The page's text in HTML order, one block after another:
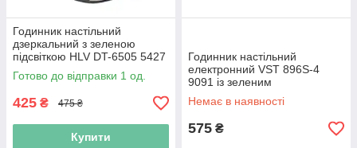
Годинник настільний
дзеркальний з зеленою
підсвіткою HLV DT-6505 5427
Black N (N014959)
Готово до відправки 1 од.
425 ₴ 475 ₴
Купити
Годинник настільний
електронний VST 896S-4
9091 із зеленим
підсвічуванням чорний
(N020925)
Немає в наявності
575 ₴